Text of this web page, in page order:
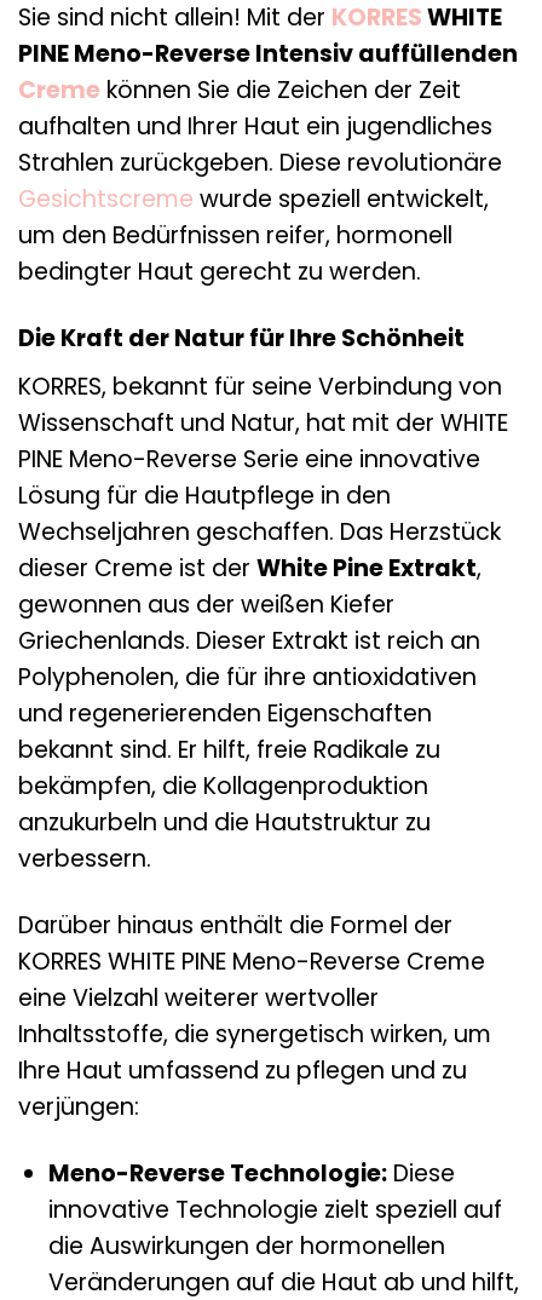
Sie sind nicht allein! Mit der KORRESWHITE
PINE Meno-Reverse Intensiv auffüllenden
Creme können Sie die Zeichen der Zeit
aufhalten und Ihrer Haut ein jugendliches
Strahlen zurückgeben. Diese revolutionäre
Gesichtscreme wurde speziell entwickelt,
um den Bedürfnissen reifer, hormonell
bedingter Haut gerecht zu werden.
Die Kraft der Natur für Ihre Schönheit
KORRES, bekannt für seine Verbindung von
Wissenschaft und Natur, hat mit der WHITE
PINE Meno-Reverse Serie eine innovative
Lösung für die Hautpflege in den
Wechseljahren geschaffen. Das Herzstück
dieser Creme ist der White Pine Extrakt,
gewonnen aus der weißen Kiefer
Griechenlands. Dieser Extrakt ist reich an
Polyphenolen, die für ihre antioxidativen
und regenerierenden Eigenschaften
bekannt sind. Er hilft, freie Radikale zu
bekämpfen, die Kollagenproduktion
anzukurbeln und die Hautstruktur zu
verbessern.
Darüber hinaus enthält die Formel der
KORRES WHITE PINE Meno-Reverse Creme
eine Vielzahl weiterer wertvoller
Inhaltsstoffe, die synergetisch wirken, um
Ihre Haut umfassend zu pflegen und zu
verjüngen:
Meno-Reverse Technologie:Diese
innovative Technologie zielt speziell auf
die Auswirkungen der hormonellen
Veränderungen auf die Haut ab und hilft,